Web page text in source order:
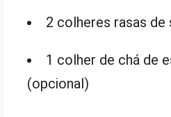
2 colheres rasas de
1 colher de chá de
(opcional)